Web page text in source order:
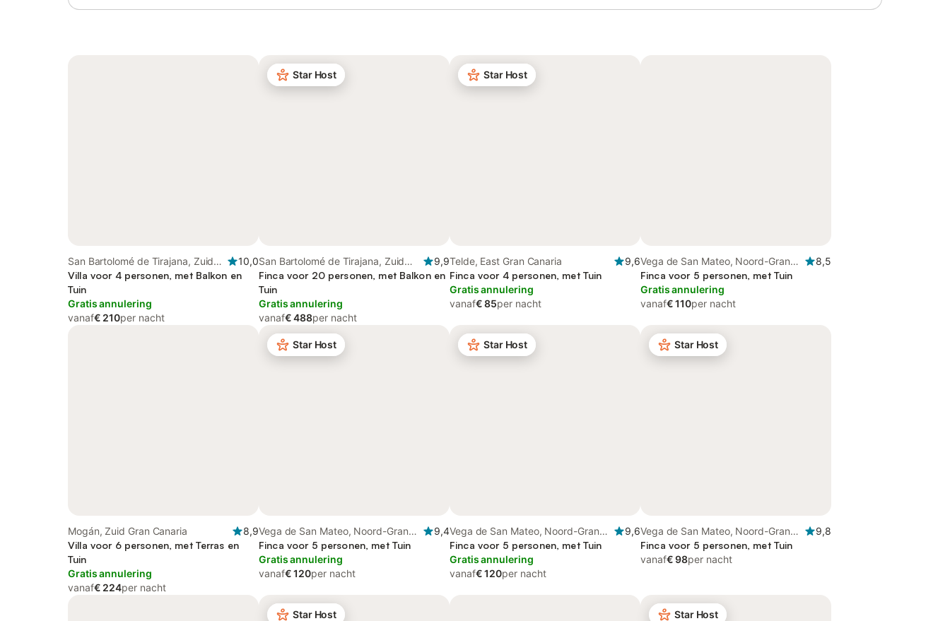
San Bartolomé de Tirajana, Zuid
Gran Canaria
10,0
Villa voor 4 personen, met Balkon en
Tuin
Gratis annulering
vanaf€ 210per nacht
Star Host
San Bartolomé de Tirajana, Zuid
Gran Canaria
9,9
Finca voor 20 personen, met Balkon en
Tuin
Gratis annulering
vanaf€ 488per nacht
Star Host
Telde, East Gran Canaria
9,6
Finca voor 4 personen, met Tuin
Gratis annulering
vanaf€ 85per nacht
Vega de San Mateo, Noord-Gran
Canaria
8,5
Finca voor 5 personen, met Tuin
Gratis annulering
vanaf€ 110per nacht
Mogán, Zuid Gran Canaria
8,9
Villa voor 6 personen, met Terras en
Tuin
Gratis annulering
vanaf€ 224per nacht
Star Host
Vega de San Mateo, Noord-Gran
Canaria
9,4
Finca voor 5 personen, met Tuin
Gratis annulering
vanaf€ 120per nacht
Star Host
Vega de San Mateo, Noord-Gran
Canaria
9,6
Finca voor 5 personen, met Tuin
Gratis annulering
vanaf€ 120per nacht
Star Host
Vega de San Mateo, Noord-Gran
Canaria
9,8
Finca voor 5 personen, met Tuin
vanaf€ 98per nacht
Star Host Star Host